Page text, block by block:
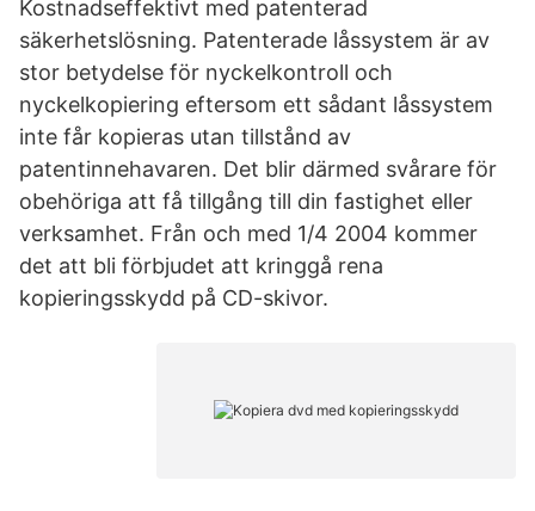
Kostnadseffektivt med patenterad
säkerhetslösning. Patenterade låssystem är av
stor betydelse för nyckelkontroll och
nyckelkopiering eftersom ett sådant låssystem
inte får kopieras utan tillstånd av
patentinnehavaren. Det blir därmed svårare för
obehöriga att få tillgång till din fastighet eller
verksamhet. Från och med 1/4 2004 kommer
det att bli förbjudet att kringgå rena
kopieringsskydd på CD-skivor.